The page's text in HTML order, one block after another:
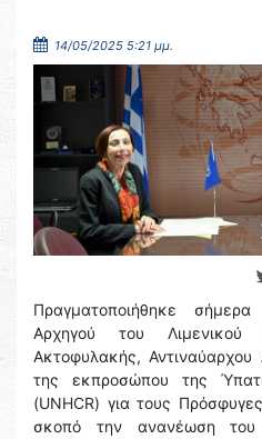
14/05/2025 5:21 μμ.
Πραγματοποιήθηκε
Αρχηγού του
Ακτοφυλακής,
της εκπροσώπου της
(UNHCR) για τους
σκοπό την ανανέωση του